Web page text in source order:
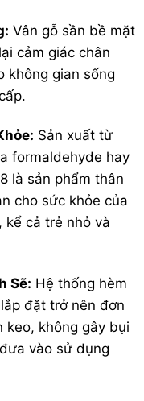
Vân gỗ sần bề mặt
cảm giác chân
không gian sống
Sản xuất từ
formaldehyde hay
là sản phẩm thân
cho sức khỏe của
kể cả trẻ nhỏ và
Sẽ: Hệ thống hèm
đặt trở nên đơn
keo, không gây bụi
vào sử dụng